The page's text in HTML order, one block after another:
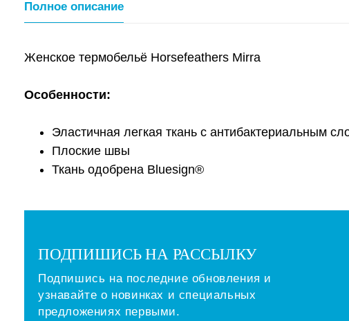
Полное описание
Женское термобельё Horsefeathers Mirra
Особенности:
Эластичная легкая ткань с антибактериальным
Плоские швы
Ткань одобрена Bluesign®
ПОДПИШИСЬ НА РАССЫЛКУ
Подпишись на последние обновления и
узнавайте о новинках и специальных
предложениях первыми.